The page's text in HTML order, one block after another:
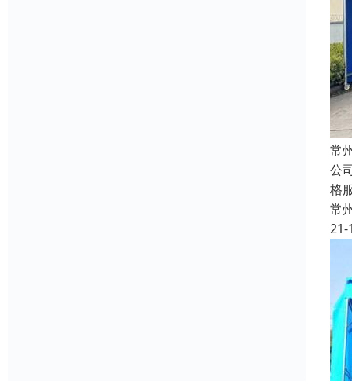
常
公
格
常
21-